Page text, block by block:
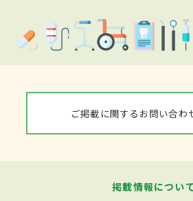
ご掲載に関するお問い合わ
掲載情報につい